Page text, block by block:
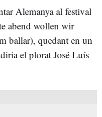
Alemanya al festival
abend wollen wir
ballar), quedant en un
el plorat José Luís